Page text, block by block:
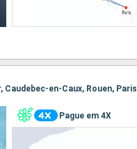
Caudebec-en-Caux, Rouen, Paris
Pague em 4X